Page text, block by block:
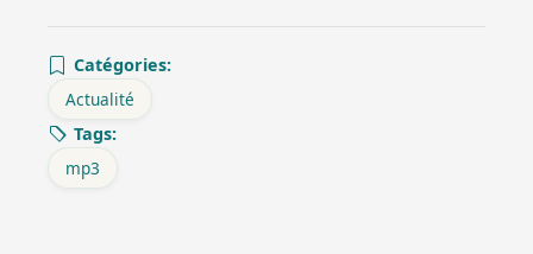
Catégories:
Actualité
Tags:
mp3